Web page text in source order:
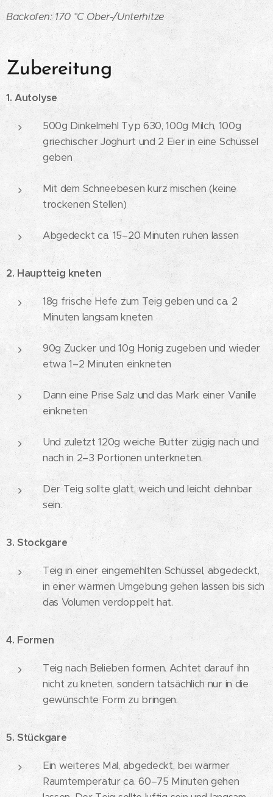
Backofen:170 °C Ober-/Unterhitze
Zubereitung
1. Autolyse
500g Dinkelmehl Typ 630, 100g Milch, 100g
griechischer Joghurt und 2 Eier in eine Schüssel
geben
Mit dem Schneebesen kurz mischen (keine
trockenen Stellen)
Abgedeckt ca. 15–20 Minuten ruhen lassen
2. Hauptteig kneten
18g frische Hefe zum Teig geben und ca. 2
Minuten langsam kneten
90g Zucker und 10g Honig zugeben und wieder
etwa 1–2 Minuten einkneten
Dann eine Prise Salz und das Mark einer Vanille
einkneten
Und zuletzt 120g weiche Butter zügig nach und
nach in 2–3 Portionen unterkneten.
Der Teig sollte glatt, weich und leicht dehnbar
sein.
3. Stockgare
Teig in einer eingemehlten Schüssel, abgedeckt,
in einer warmen Umgebung gehen lassen bis sich
das Volumen verdoppelt hat.
4. Formen
Teig nach Belieben formen. Achtet darauf ihn
nicht zu kneten, sondern tatsächlich nur in die
gewünschte Form zu bringen.
5. Stückgare
Ein weiteres Mal, abgedeckt, bei warmer
Raumtemperatur ca. 60–75 Minuten gehen